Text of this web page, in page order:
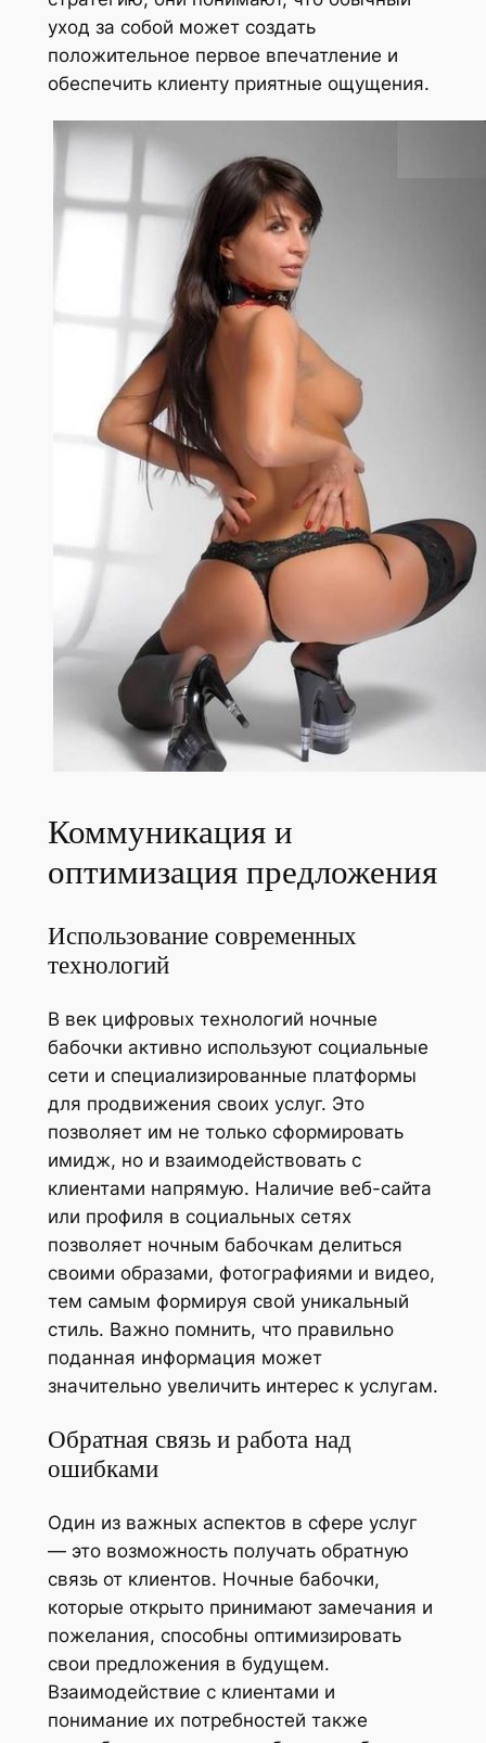
уход за собой может создать
положительное первое впечатление и
обеспечить клиенту приятные ощущения.
Коммуникация и
оптимизация предложения
Использование современных
технологий
В век цифровых технологий ночные
бабочки активно используют социальные
сети и специализированные платформы
для продвижения своих услуг. Это
позволяет им не только сформировать
имидж, но и взаимодействовать с
клиентами напрямую. Наличие веб-сайта
или профиля в социальных сетях
позволяет ночным бабочкам делиться
своими образами, фотографиями и видео,
тем самым формируя свой уникальный
стиль. Важно помнить, что правильно
поданная информация может
значительно увеличить интерес к услугам.
Обратная связь и работа над
ошибками
Один из важных аспектов в сфере услуг
— это возможность получать обратную
связь от клиентов. Ночные бабочки,
которые открыто принимают замечания и
пожелания, способны оптимизировать
свои предложения в будущем.
Взаимодействие с клиентами и
понимание их потребностей также